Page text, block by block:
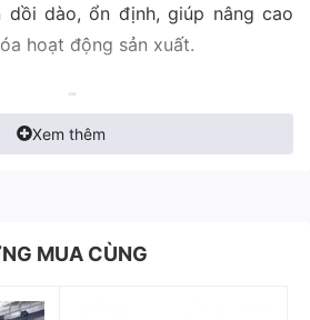
dồi dào, ổn định, giúp nâng cao
hoạt động sản xuất.
Xem thêm
MUA CÙNG